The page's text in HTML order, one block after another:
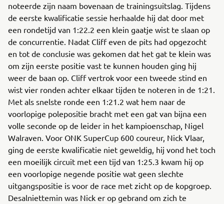
noteerde zijn naam bovenaan de trainingsuitslag. Tijdens
de eerste kwalificatie sessie herhaalde hij dat door met
een rondetijd van 1:22.2 een klein gaatje wist te slaan op
de concurrentie. Nadat Cliff even de pits had opgezocht
en tot de conclusie was gekomen dat het gat te klein was
om zijn eerste positie vast te kunnen houden ging hij
weer de baan op. Cliff vertrok voor een tweede stind en
wist vier ronden achter elkaar tijden te noteren in de 1:21.
Met als snelste ronde een 1:21.2 wat hem naar de
voorlopige polepositie bracht met een gat van bijna een
volle seconde op de leider in het kampioenschap, Nigel
Walraven. Voor ONK SuperCup 600 coureur, Nick Vlaar,
ging de eerste kwalificatie niet geweldig, hij vond het toch
een moeilijk circuit met een tijd van 1:25.3 kwam hij op
een voorlopige negende positie wat geen slechte
uitgangspositie is voor de race met zicht op de kopgroep.
Desalniettemin was Nick er op gebrand om zich te